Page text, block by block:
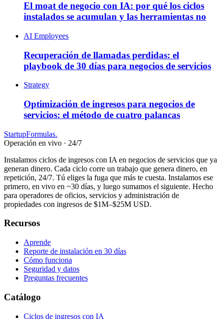
El moat de negocio con IA: por qué los ciclos
instalados se acumulan y las herramientas no
AI Employees
Recuperación de llamadas perdidas: el
playbook de 30 días para negocios de servicios
Strategy
Optimización de ingresos para negocios de
servicios: el método de cuatro palancas
StartupFormulas.
Operación en vivo · 24/7
Instalamos ciclos de ingresos con IA en negocios de servicios que ya
generan dinero. Cada ciclo corre un trabajo que genera dinero, en
repetición, 24/7. Tú eliges la fuga que más te cuesta. Instalamos ese
primero, en vivo en ~30 días, y luego sumamos el siguiente. Hecho
para operadores de oficios, servicios y administración de
propiedades con ingresos de $1M–$25M USD.
Recursos
Aprende
Reporte de instalación en 30 días
Cómo funciona
Seguridad y datos
Preguntas frecuentes
Catálogo
Ciclos de ingresos con IA